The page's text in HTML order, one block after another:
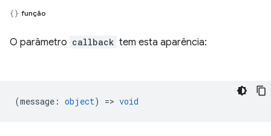
função
O parâmetro callback tem esta aparência:
(message : object) => void